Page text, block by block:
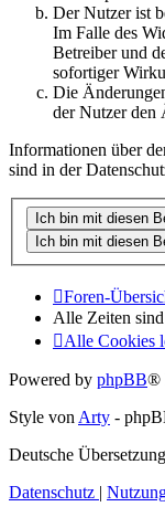
Der Nutzer ist
Im Falle des
Betreiber und
sofortiger
Die
der Nutzer den
Informationen über
sind in der
Foren-
Alle Zeiten sind
Alle Cookies
Powered by phpBB®
Style von Arty -
Deutsche
Datenschutz |